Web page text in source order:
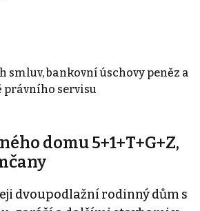
smluv, bankovní úschovy peněz a
právního servisu
domu 5+1+T+G+Z,
dvoupodlažní rodinný dům s